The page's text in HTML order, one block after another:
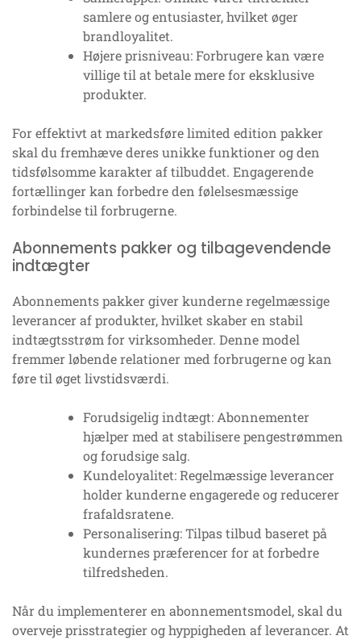
samlere og entusiaster, hvilket øger
brandloyalitet.
Højere prisniveau: Forbrugere kan være
villige til at betale mere for eksklusive
produkter.
For effektivt at markedsføre limited edition pakker
skal du fremhæve deres unikke funktioner og den
tidsfølsomme karakter af tilbuddet. Engagerende
fortællinger kan forbedre den følelsesmæssige
forbindelse til forbrugerne.
Abonnements pakker og tilbagevendende
indtægter
Abonnements pakker giver kunderne regelmæssige
leverancer af produkter, hvilket skaber en stabil
indtægtsstrøm for virksomheder. Denne model
fremmer løbende relationer med forbrugerne og kan
føre til øget livstidsværdi.
Forudsigelig indtægt: Abonnementer
hjælper med at stabilisere pengestrømmen
og forudsige salg.
Kundeloyalitet: Regelmæssige leverancer
holder kunderne engagerede og reducerer
frafaldsratene.
Personalisering: Tilpas tilbud baseret på
kundernes præferencer for at forbedre
tilfredsheden.
Når du implementerer en abonnementsmodel, skal du
overveje prisstrategier og hyppigheden af leverancer. At